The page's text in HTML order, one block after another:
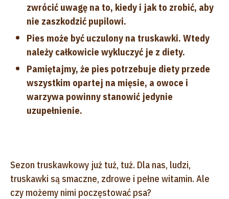
zwrócić uwagę na to, kiedy i jak to zrobić, aby
nie zaszkodzić pupilowi.
Pies może być uczulony na truskawki. Wtedy
należy całkowicie wykluczyć je z diety.
Pamiętajmy, że pies potrzebuje diety przede
wszystkim opartej na mięsie, a owoce i
warzywa powinny stanowić jedynie
uzupełnienie.
Sezon truskawkowy już tuż, tuż. Dla nas, ludzi,
truskawki są smaczne, zdrowe i pełne witamin. Ale
czy możemy nimi poczęstować psa?